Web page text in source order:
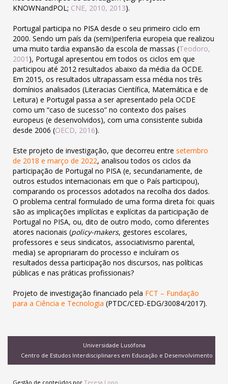
KNOWNandPOL; CNE, 2010, 2013).
Portugal participa no PISA desde o seu primeiro ciclo em
2000. Sendo um país da (semi)periferia europeia que realizou
uma muito tardia expansão da escola de massas (Teodoro,
2001 ), Portugal apresentou em todos os ciclos em que
participou até 2012 resultados abaixo da média da OCDE.
Em 2015, os resultados ultrapassam essa média nos três
domínios analisados (Literacias Científica, Matemática e de
Leitura) e Portugal passa a ser apresentado pela OCDE
como um “caso de sucesso” no contexto dos países
europeus (e desenvolvidos), com uma consistente subida
desde 2006 (OECD, 2016).
Este projeto de investigação, que decorreu entre setembro
de 2018 e março de 2022, analisou todos os ciclos da
participação de Portugal no PISA (e, secundariamente, de
outros estudos internacionais em que o País participou),
comparando os processos adotados na recolha dos dados.
O problema central formulado de uma forma direta foi: quais
são as implicações implícitas e explícitas da participação de
Portugal no PISA, ou, dito de outro modo, como diferentes
atores nacionais (policy-makers, gestores escolares,
professores e seus sindicatos, associativismo parental,
media) se apropriaram do processo e incluíram os
resultados dessa participação nos discursos, nas políticas
públicas e nas práticas profissionais?
Projeto de investigação financiado pela FCT – Fundação
para a Ciência e Tecnologia (PTDC/CED-EDG/30084/2017).
Universidade Lusófona
Centro de Estudos Interdisciplinares em Educação e Desenvolvimento
Gestão de conteúdos por Teresa Lopo